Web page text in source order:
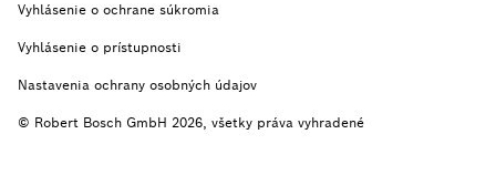
Vyhlásenie o ochrane súkromia
Vyhlásenie o prístupnosti
Nastavenia ochrany osobných údajov
© Robert Bosch GmbH 2026, všetky práva vyhradené